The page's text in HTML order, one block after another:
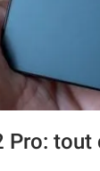
Pro: